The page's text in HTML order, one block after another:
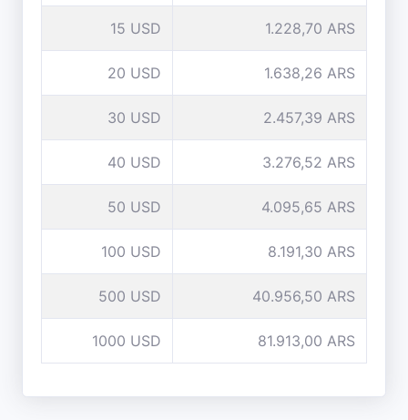
15 USD 1.228,70 ARS
20 USD 1.638,26 ARS
30 USD 2.457,39 ARS
40 USD 3.276,52 ARS
50 USD 4.095,65 ARS
100 USD 8.191,30 ARS
500 USD 40.956,50 ARS
1000 USD 81.913,00 ARS